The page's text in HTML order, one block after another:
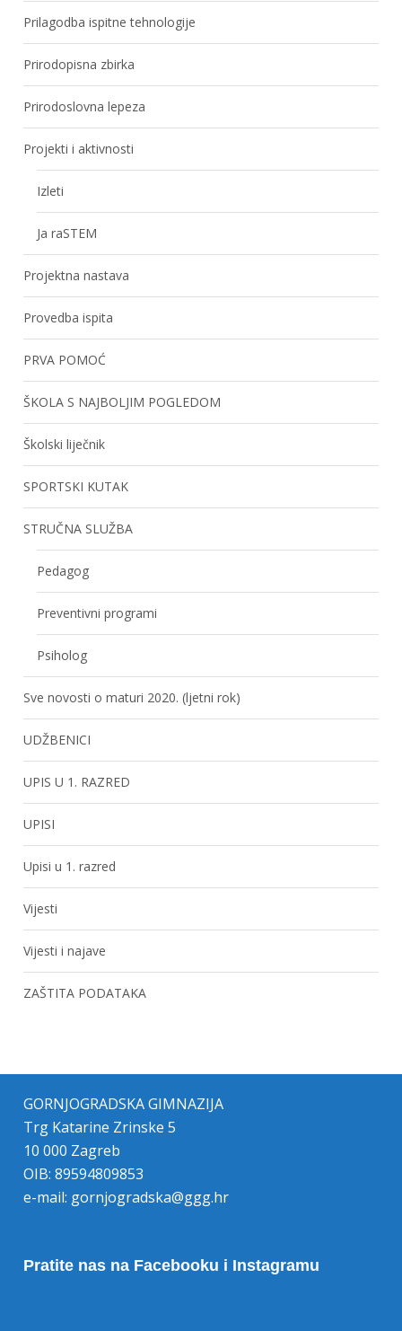
Prilagodba ispitne tehnologije
Prirodopisna zbirka
Prirodoslovna lepeza
Projekti i aktivnosti
Izleti
Ja raSTEM
Projektna nastava
Provedba ispita
PRVA POMOĆ
ŠKOLA S NAJBOLJIM POGLEDOM
Školski liječnik
SPORTSKI KUTAK
STRUČNA SLUŽBA
Pedagog
Preventivni programi
Psiholog
Sve novosti o maturi 2020. (ljetni rok)
UDŽBENICI
UPIS U 1. RAZRED
UPISI
Upisi u 1. razred
Vijesti
Vijesti i najave
ZAŠTITA PODATAKA
GORNJOGRADSKA GIMNAZIJA
Trg Katarine Zrinske 5
10 000 Zagreb
OIB: 89594809853
e-mail: gornjogradska@ggg.hr
Pratite nas na Facebooku i Instagramu